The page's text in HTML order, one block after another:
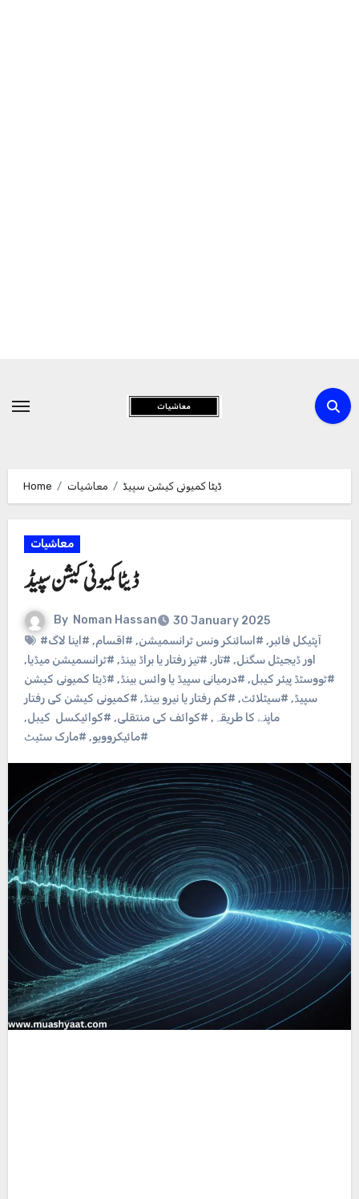
Content
Home معاشیات ڈیٹا کمیونی کیشن سپیڈ
معاشیات
ڈیٹا کمیونی کیشن سپیڈ
By Noman Hassan
30 January 2025
#آپٹیکل فائبر, #اسائنکر ونس ٹرانسمیشن, #اقسام, #اینا لاگ
اور ڈیجیٹل سگنل, #تار, #تیز رفتار یا براڈ بینڈ, #ٹرانسمیشن میڈیا,
#ٹووسٹڈ پیئر کیبل, #درمیانی سپیڈ یا وائس بینڈ, #ڈیٹا کمیونی کیشن
سپیڈ, #سیٹلائٹ, #کم رفتار یا نیرو بینڈ, #کمیونی کیشن کی رفتار
ماپنے کا طریقہ , #کوائف کی منتقلی, #کوائیکسل کیبل,
#مائیکروویو, #مارک سٹیٹ